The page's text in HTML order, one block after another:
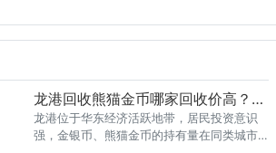
龙港回收熊猫金币哪家回收价高？本地榜单
龙港位于华东经济活跃地带，居民投资意识
强，金银币、熊猫金币的持有量在同类城市